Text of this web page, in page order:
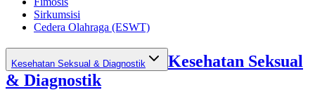
Sirkumsisi
Cedera Olahraga (ESWT)
Kesehatan Seksual & Diagnostik
Kesehatan Seksual
& Diagnostik